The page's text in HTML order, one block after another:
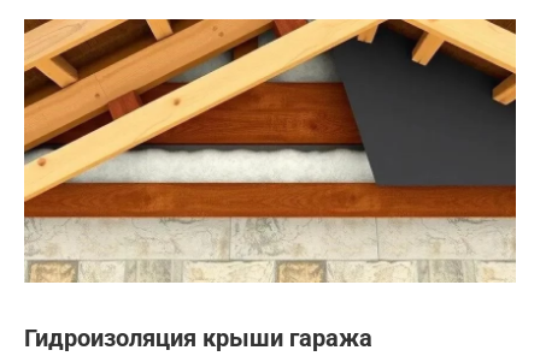
Гидроизоляция крыши гаража